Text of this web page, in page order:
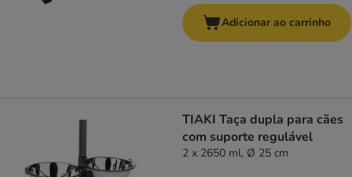
Adicionar ao carrinho
TIAKI Taça dupla para cães
com suporte regulável
2 x 2650 ml, Ø 25 cm